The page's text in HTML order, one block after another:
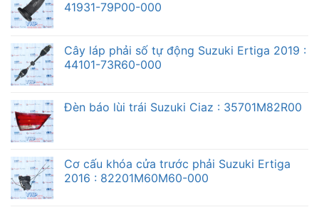
41931-79P00-000
Cây láp phải số tự động Suzuki Ertiga 2019 :
44101-73R60-000
Đèn báo lùi trái Suzuki Ciaz : 35701M82R00
Cơ cấu khóa cửa trước phải Suzuki Ertiga
2016 : 82201M60M60-000